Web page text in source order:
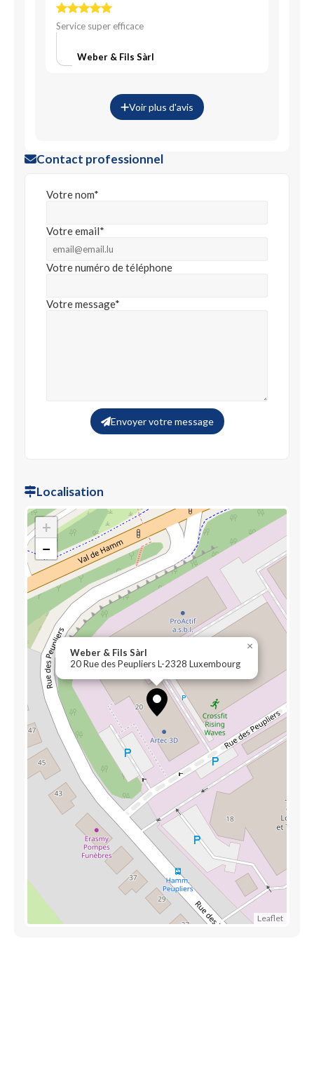
Service super efficace
Weber & Fils Sàrl
Voir plus d'avis
Contact professionnel
Votre nom*
Votre email*
Votre numéro de téléphone
Votre message*
Envoyer votre message
Localisation
Weber & Fils Sàrl
20 Rue des Peupliers L-2328 Luxembourg
×
+
−
Leaflet